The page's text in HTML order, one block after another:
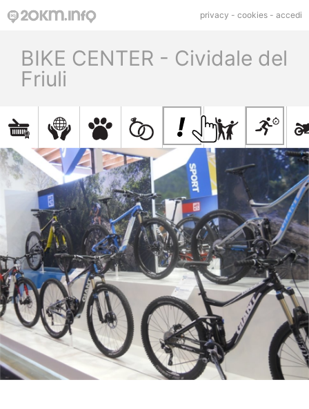
privacy - cookies - accedi
BIKE CENTER - Cividale del
Friuli